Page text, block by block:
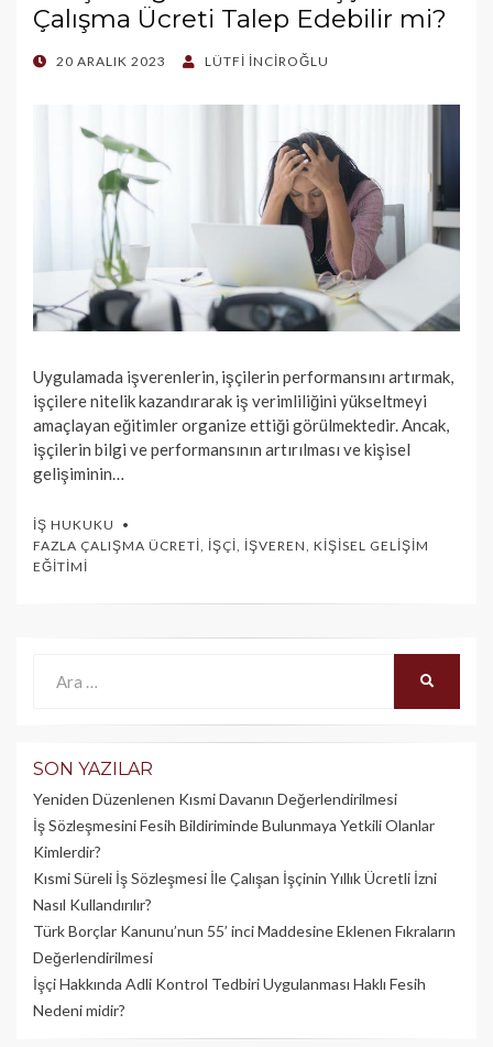
Çalışma Ücreti Talep Edebilir mi?
POSTED
20 ARALIK 2023 LÜTFI İNCIROĞLU
Uygulamada işverenlerin, işçilerin performansını artırmak,
işçilere nitelik kazandırarak iş verimliliğini yükseltmeyi
amaçlayan eğitimler organize ettiği görülmektedir. Ancak,
işçilerin bilgi ve performansının artırılması ve kişisel
gelişiminin…
İŞ HUKUKU
FAZLA ÇALIŞMA ÜCRETI İŞÇI İŞVEREN KIŞISEL GELIŞIM
EĞITIMI
SON YAZILAR
Yeniden Düzenlenen Kısmi Davanın Değerlendirilmesi
İş Sözleşmesini Fesih Bildiriminde Bulunmaya Yetkili Olanlar
Kimlerdir?
Kısmi Süreli İş Sözleşmesi İle Çalışan İşçinin Yıllık Üc­retli İzni
Nasıl Kullandırılır?
Türk Borçlar Kanunu’nun 55’ inci Maddesine Eklenen Fıkraların
Değerlendirilmesi
İşçi Hakkında Adli Kontrol Tedbiri Uygulanması Haklı Fesih
Nedeni midir?